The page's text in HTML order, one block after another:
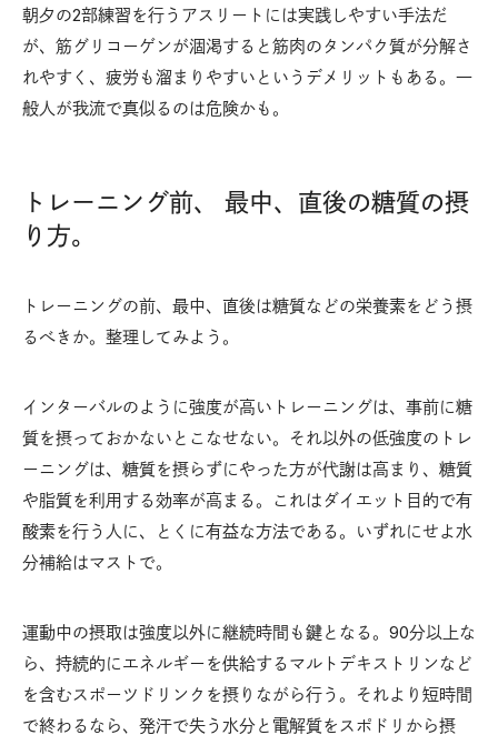
朝夕の2部練習を行うアスリートには実践しやすい手法だ
が、筋グリコーゲンが涸渇すると筋肉のタンパク質が分解さ
れやすく、疲労も溜まりやすいというデメリットもある。一
般人が我流で真似るのは危険かも。
トレーニング前、 最中、直後の糖質の摂
り方。
トレーニングの前、最中、直後は糖質などの栄養素をどう摂
るべきか。整理してみよう。
インターバルのように強度が高いトレーニングは、事前に糖
質を摂っておかないとこなせない。それ以外の低強度のトレ
ーニングは、糖質を摂らずにやった方が代謝は高まり、糖質
や脂質を利用する効率が高まる。これはダイエット目的で有
酸素を行う人に、とくに有益な方法である。いずれにせよ水
分補給はマストで。
運動中の摂取は強度以外に継続時間も鍵となる。90分以上な
ら、持続的にエネルギーを供給するマルトデキストリンなど
を含むスポーツドリンクを摂りながら行う。それより短時間
で終わるなら、発汗で失う水分と電解質をスポドリから摂